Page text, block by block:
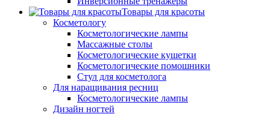
Товары для красоты
Косметологу
Косметологические лампы
Массажные столы
Косметологические кушетки
Косметологические помошники
Стул для косметолога
Для наращивания ресниц
Косметологические лампы
Дизайн ногтей